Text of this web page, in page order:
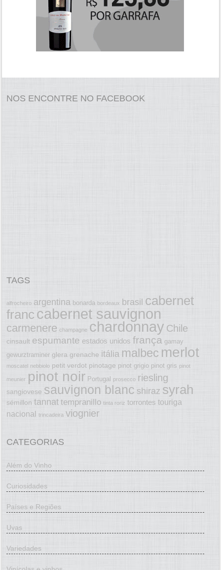
NOS ENCONTRE NO FACEBOOK
TAGS
alfrocheiro argentina bonarda bordeaux brasil cabernet
franc cabernet sauvignon
carmenere champagne chardonnay Chile
cinsault espumante estados unidos frança gamay
gewurztraminer glera grenache itália malbec merlot
moscatel nebbiolo petit verdot pinotage pinot grigio pinot gris pinot
meunier pinot noir Portugal prosecco riesling
sangiovese sauvignon blanc shiraz syrah
sémillon tannat tempranillo tinta roriz torrontes touriga
nacional trincadeira viognier
CATEGORIAS
Além do Vinho
Curiosidades
Países e Regiões
Uvas
Variedades